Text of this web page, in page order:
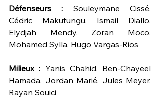
Défenseurs : Souleymane Cissé,
Cédric Makutungu, Ismail Diallo,
Elydjah Mendy, Zoran Moco,
Mohamed Sylla, Hugo Vargas-Rios
Milieux : Yanis Chahid, Ben-Chayeel
Hamada, Jordan Marié, Jules Meyer,
Rayan Souici